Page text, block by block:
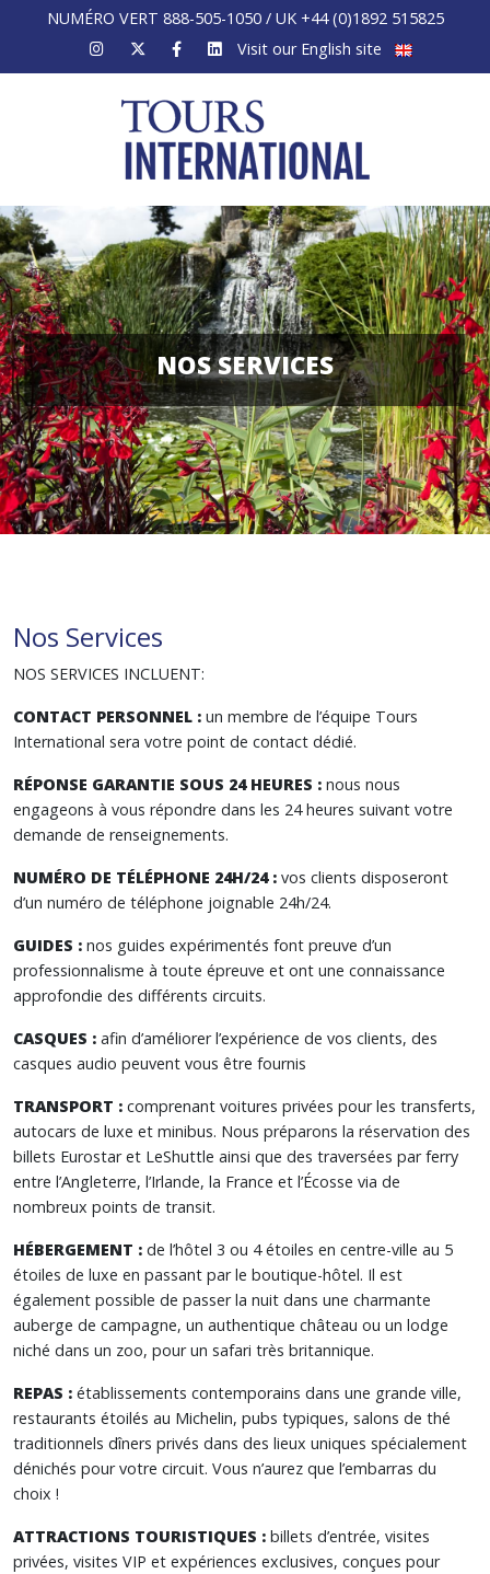
NUMÉRO VERT 888-505-1050 / UK +44 (0)1892 515825
Visit our English site
NOS SERVICES
Nos Services
NOS SERVICES INCLUENT:
CONTACT PERSONNEL : un membre de l’équipe Tours
International sera votre point de contact dédié.
RÉPONSE GARANTIE SOUS 24 HEURES : nous nous
engageons à vous répondre dans les 24 heures suivant votre
demande de renseignements.
NUMÉRO DE TÉLÉPHONE 24H/24 : vos clients disposeront
d’un numéro de téléphone joignable 24h/24.
GUIDES : nos guides expérimentés font preuve d’un
professionnalisme à toute épreuve et ont une connaissance
approfondie des différents circuits.
CASQUES : afin d’améliorer l’expérience de vos clients, des
casques audio peuvent vous être fournis
TRANSPORT : comprenant voitures privées pour les transferts,
autocars de luxe et minibus. Nous préparons la réservation des
billets Eurostar et LeShuttle ainsi que des traversées par ferry
entre l’Angleterre, l’Irlande, la France et l’Écosse via de
nombreux points de transit.
HÉBERGEMENT : de l’hôtel 3 ou 4 étoiles en centre-ville au 5
étoiles de luxe en passant par le boutique-hôtel. Il est
également possible de passer la nuit dans une charmante
auberge de campagne, un authentique château ou un lodge
niché dans un zoo, pour un safari très britannique.
REPAS : établissements contemporains dans une grande ville,
restaurants étoilés au Michelin, pubs typiques, salons de thé
traditionnels dîners privés dans des lieux uniques spécialement
dénichés pour votre circuit. Vous n’aurez que l’embarras du
choix !
ATTRACTIONS TOURISTIQUES : billets d’entrée, visites
privées, visites VIP et expériences exclusives, conçues pour